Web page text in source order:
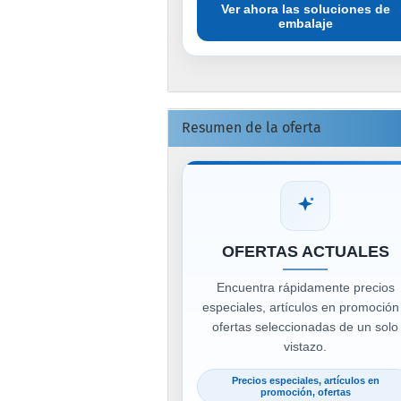
Ver ahora las soluciones de
embalaje
Resumen de la oferta
OFERTAS ACTUALES
Encuentra rápidamente precios
especiales, artículos en
ofertas seleccionadas de un solo
vistazo.
Precios especiales, artículos en
promoción, ofertas